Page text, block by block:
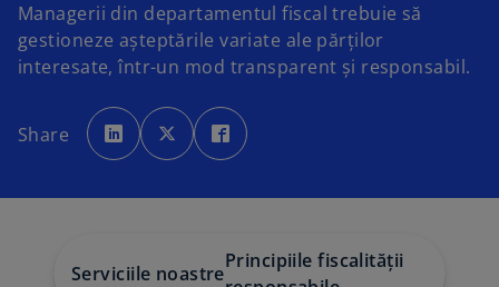
Managerii din departamentul fiscal trebuie să
gestioneze așteptările variate ale părților
interesate, într-un mod transparent și responsabil.
Share
o
p
e
n
a
o
p
e
n
a
p
e
t
a
Serviciile noastre
Principiile fiscalității